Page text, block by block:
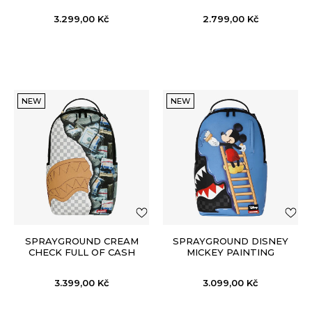
3.299,00 Kč 2.799,00 Kč
NEW
SPRAYGROUND CREAM
CHECK FULL OF CASH
3.399,00 Kč
NEW
SPRAYGROUND DISNEY
MICKEY PAINTING
3.099,00 Kč